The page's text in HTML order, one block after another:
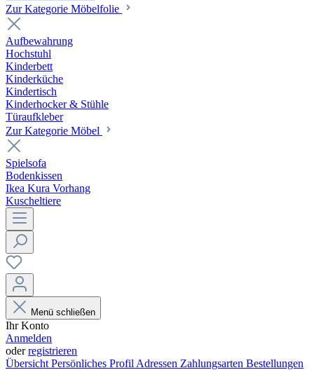
Zur Kategorie Möbelfolie
Aufbewahrung
Hochstuhl
Kinderbett
Kinderküche
Kindertisch
Kinderhocker & Stühle
Türaufkleber
Zur Kategorie Möbel
Spielsofa
Bodenkissen
Ikea Kura Vorhang
Kuscheltiere
Menü schließen
Ihr Konto
Anmelden
oderregistrieren
Übersicht Persönliches Profil Adressen Zahlungsarten Bestellungen